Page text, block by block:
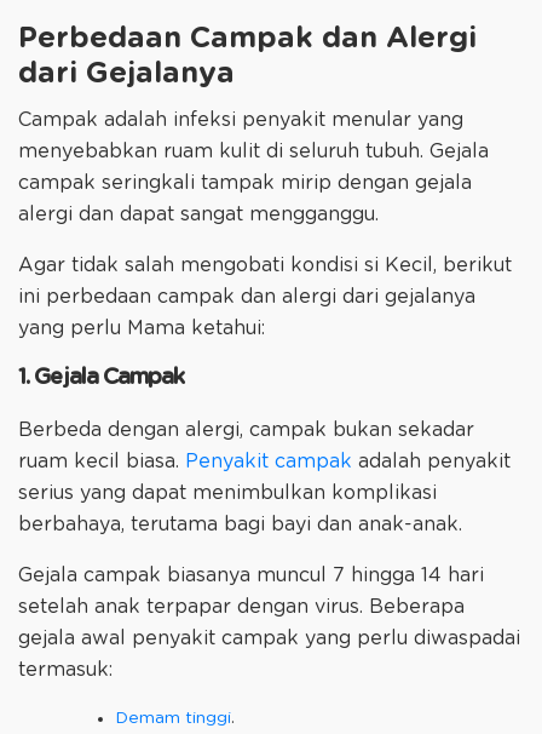
Perbedaan Campak dan Alergi
dari Gejalanya
Campak adalah infeksi penyakit menular yang
menyebabkan ruam kulit di seluruh tubuh. Gejala
campak seringkali tampak mirip dengan gejala
alergi dan dapat sangat mengganggu.
Agar tidak salah mengobati kondisi si Kecil, berikut
ini perbedaan campak dan alergi dari gejalanya
yang perlu Mama ketahui:
1. Gejala Campak
Berbeda dengan alergi, campak bukan sekadar
ruam kecil biasa. Penyakit campak adalah penyakit
serius yang dapat menimbulkan komplikasi
berbahaya, terutama bagi bayi dan anak-anak.
Gejala campak biasanya muncul 7 hingga 14 hari
setelah anak terpapar dengan virus. Beberapa
gejala awal penyakit campak yang perlu diwaspadai
termasuk:
Demam tinggi.